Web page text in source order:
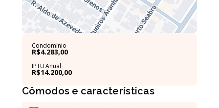
Condomínio
R$4.283,00
IPTU Anual
R$14.200,00
Cômodos e características